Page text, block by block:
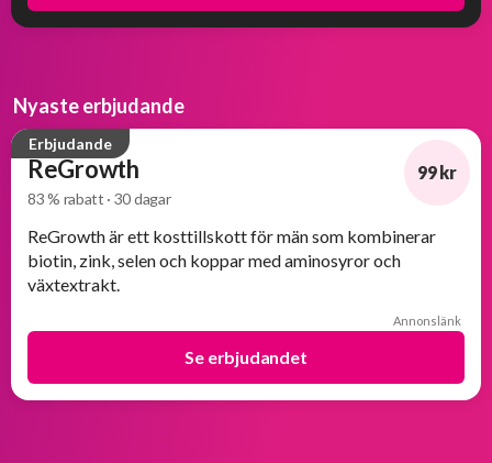
Nyaste erbjudande
Erbjudande
ReGrowth
83 % rabatt · 30 dagar
99 kr
ReGrowth är ett kosttillskott för män som kombinerar
biotin, zink, selen och koppar med aminosyror och
växtextrakt.
Annonslänk
Se erbjudandet